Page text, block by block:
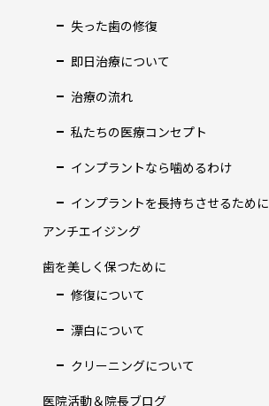
失った歯の修復
即日治療について
治療の流れ
私たちの医療コンセプト
インプラントなら噛めるわけ
インプラントを長持ちさせるために
アンチエイジング
歯を美しく保つために
修復について
漂白について
クリーニングについて
医院活動＆院長ブログ